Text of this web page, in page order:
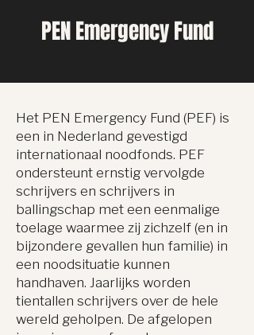
PEN Emergency Fund
Het PEN Emergency Fund (PEF) is
een in Nederland gevestigd
internationaal noodfonds. PEF
ondersteunt ernstig vervolgde
schrijvers en schrijvers in
ballingschap met een eenmalige
toelage waarmee zij zichzelf (en in
bijzondere gevallen hun familie) in
een noodsituatie kunnen
handhaven. Jaarlijks worden
tientallen schrijvers over de hele
wereld geholpen. De afgelopen